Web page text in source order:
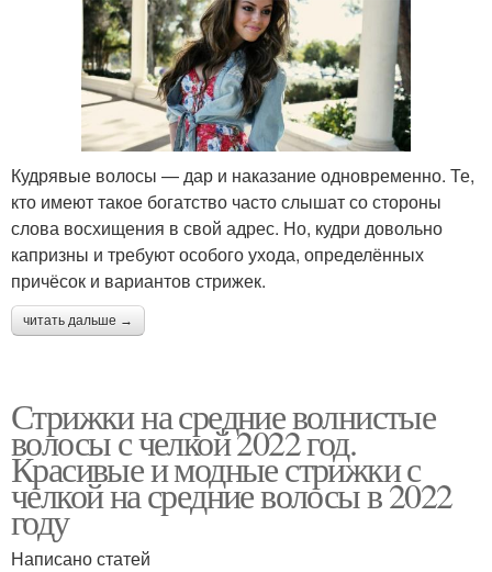
Кудрявые волосы — дар и наказание одновременно. Те,
кто имеют такое богатство часто слышат со стороны
слова восхищения в свой адрес. Но, кудри довольно
капризны и требуют особого ухода, определённых
причёсок и вариантов стрижек.
читать дальше →
Стрижки на средние волнистые
волосы с челкой 2022 год.
Красивые и модные стрижки с
челкой на средние волосы в 2022
году
Написано статей